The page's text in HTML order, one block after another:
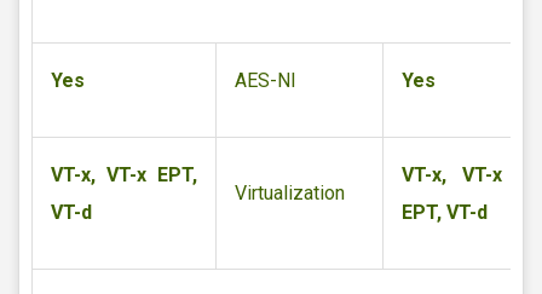
Yes AES-NI Yes
VT-x, VT-x EPT,
VT-d
Virtualization
VT-x, VT-x
EPT, VT-d